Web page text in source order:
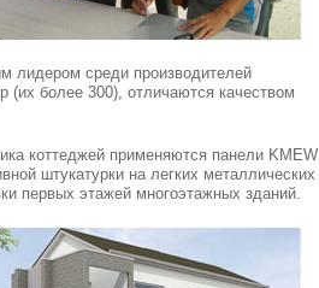
лидером среди производителей
более 300), отличаются качеством
коттеджей применяются панели KMEW
штукатурки на легких металлических
первых этажей многоэтажных зданий.